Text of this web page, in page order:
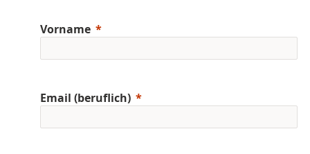
Vorname
Email (beruflich)